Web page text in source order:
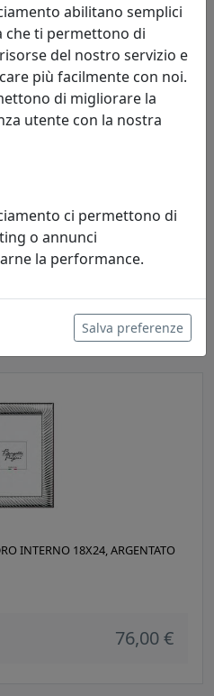
13X18, ORO CR404-2OR
59,00 €
INTERNO 18X24, ARGENTATO
76,00 €
abilitano semplici
che ti permettono di
del nostro servizio e
più facilmente con noi.
di migliorare la
utente con la nostra
ci permettono di
o annunci
la performance.
Salva preferenze